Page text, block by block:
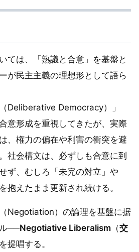
ては、「熟議と合意」を基盤と
が民主主義の理想形として語ら
Deliberative Democracy）」
意形成を重視してきたが、実際
、権力の偏在や利害の衝突を避
社会構文は、必ずしも合意に到
ず、むしろ「未完の対立」や
抱えたまま更新され続ける。
Negotiation）の論理を基盤に据
──Negotiative Liberalism （交
提唱する。